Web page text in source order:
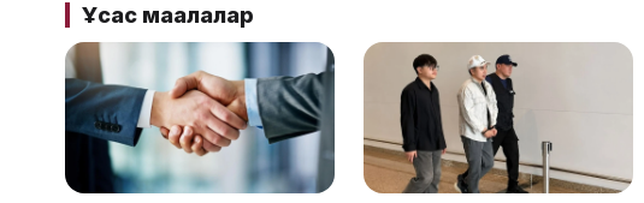
Ұқсас мақалалар